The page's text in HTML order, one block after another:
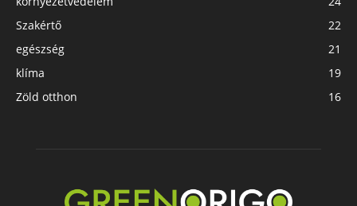
Szakértő
22
egészség
21
klíma
19
Zöld otthon
16